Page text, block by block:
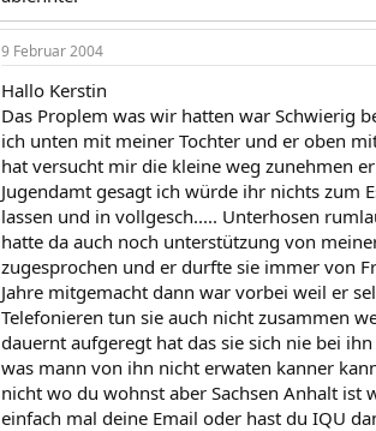
9 Februar 2004
Hallo Kerstin
Das Proplem was wir hatten war Schwierig
ich unten mit meiner Tochter und er oben
hat versucht mir die kleine weg zunehmen
Jugendamt gesagt ich würde ihr nichts zum
lassen und in vollgesch..... Unterhosen
hatte da auch noch unterstützung von
zugesprochen und er durfte sie immer von
Jahre mitgemacht dann war vorbei weil er
Telefonieren tun sie auch nicht zusammen
dauernt aufgeregt hat das sie sich nie bei
was mann von ihn nicht erwaten kanner
nicht wo du wohnst aber Sachsen Anhalt
einfach mal deine Email oder hast du IQU